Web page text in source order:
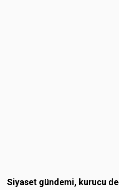
Siyaset gündemi, kurucu